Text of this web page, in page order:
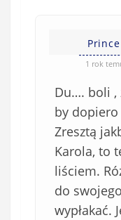
1 rok
Du…. boli ,
by dopiero
Zresztą
Karola, to
liściem.
do
wypłakać.